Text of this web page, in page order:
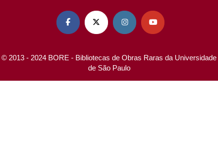
   
© 2013 - 2024 BORE - Bibliotecas de Obras Raras da Universidade
de São Paulo